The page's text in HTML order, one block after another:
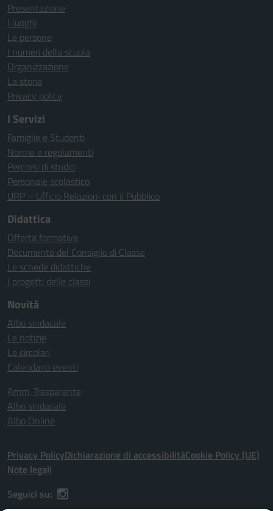
Presentazione
I luoghi
Le persone
I numeri della scuola
Organizzazione
La storia
Privacy policy
I Servizi
Famiglie e Studenti
Norme e regolamenti
Percorsi di studio
Personale scolastico
URP – Ufficio Relazioni con il Pubblico
Didattica
Offerta formativa
Documento del Consiglio di Classe
Le schede didattiche
I progetti delle classi
Novità
Albo sindacale
Le notizie
Le circolari
Calendario eventi
Amm. Trasparente
Albo sindacale
Albo Online
Privacy PolicyDichiarazione di accessibilitàCookie Policy (UE)
Note legali
Seguici su: